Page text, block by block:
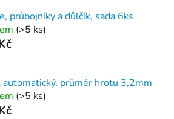
průbojníky a důlčík, sada 6ks
(>5 ks)
automatický, průměr hrotu 3,2mm
(>5 ks)